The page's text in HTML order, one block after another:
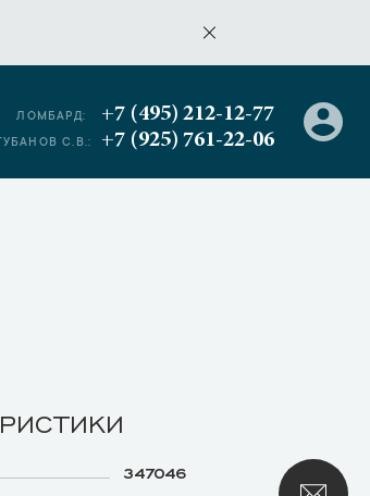
ЛОМБАРД: +7 (495) 212-12-77
С.В.: +7 (925) 761-22-06
347046